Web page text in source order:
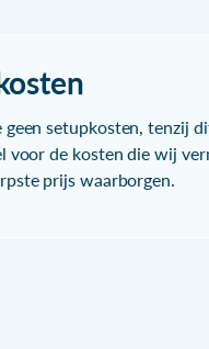
setupkosten, tenzij
voor de kosten die wij
prijs waarborgen.